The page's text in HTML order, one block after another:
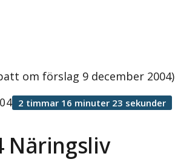
om förslag 9 december 2004)
Näringsliv
2 timmar 16 minuter 23 sekunder